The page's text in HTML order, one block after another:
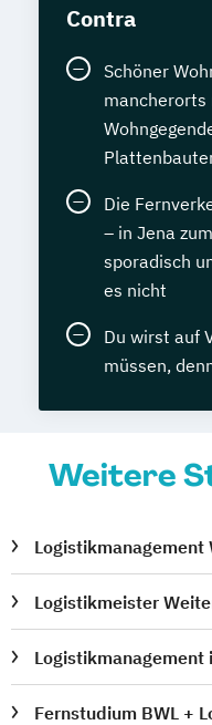
Contra
Schöner
mancherorts
Die
– in Jena
sporadisch
es nicht
Du wirst auf
müssen,
Weitere
Logistikmanagement
Logistikmeister
Logistikmanagement
Fernstudium BWL +